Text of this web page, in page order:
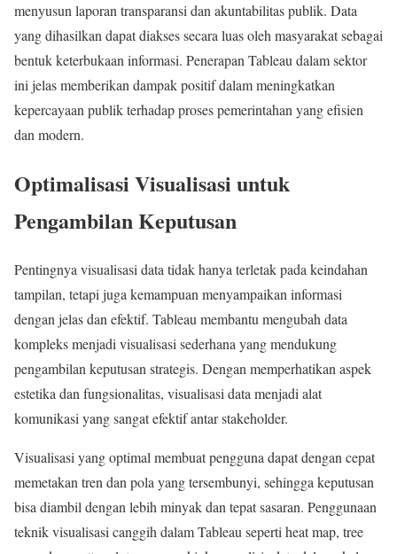
menyusun laporan transparansi dan akuntabilitas publik. Data
yang dihasilkan dapat diakses secara luas oleh masyarakat sebagai
bentuk keterbukaan informasi. Penerapan Tableau dalam sektor
ini jelas memberikan dampak positif dalam meningkatkan
kepercayaan publik terhadap proses pemerintahan yang efisien
dan modern.
Optimalisasi Visualisasi untuk
Pengambilan Keputusan
Pentingnya visualisasi data tidak hanya terletak pada keindahan
tampilan, tetapi juga kemampuan menyampaikan informasi
dengan jelas dan efektif. Tableau membantu mengubah data
kompleks menjadi visualisasi sederhana yang mendukung
pengambilan keputusan strategis. Dengan memperhatikan aspek
estetika dan fungsionalitas, visualisasi data menjadi alat
komunikasi yang sangat efektif antar stakeholder.
Visualisasi yang optimal membuat pengguna dapat dengan cepat
memetakan tren dan pola yang tersembunyi, sehingga keputusan
bisa diambil dengan lebih minyak dan tepat sasaran. Penggunaan
teknik visualisasi canggih dalam Tableau seperti heat map, tree